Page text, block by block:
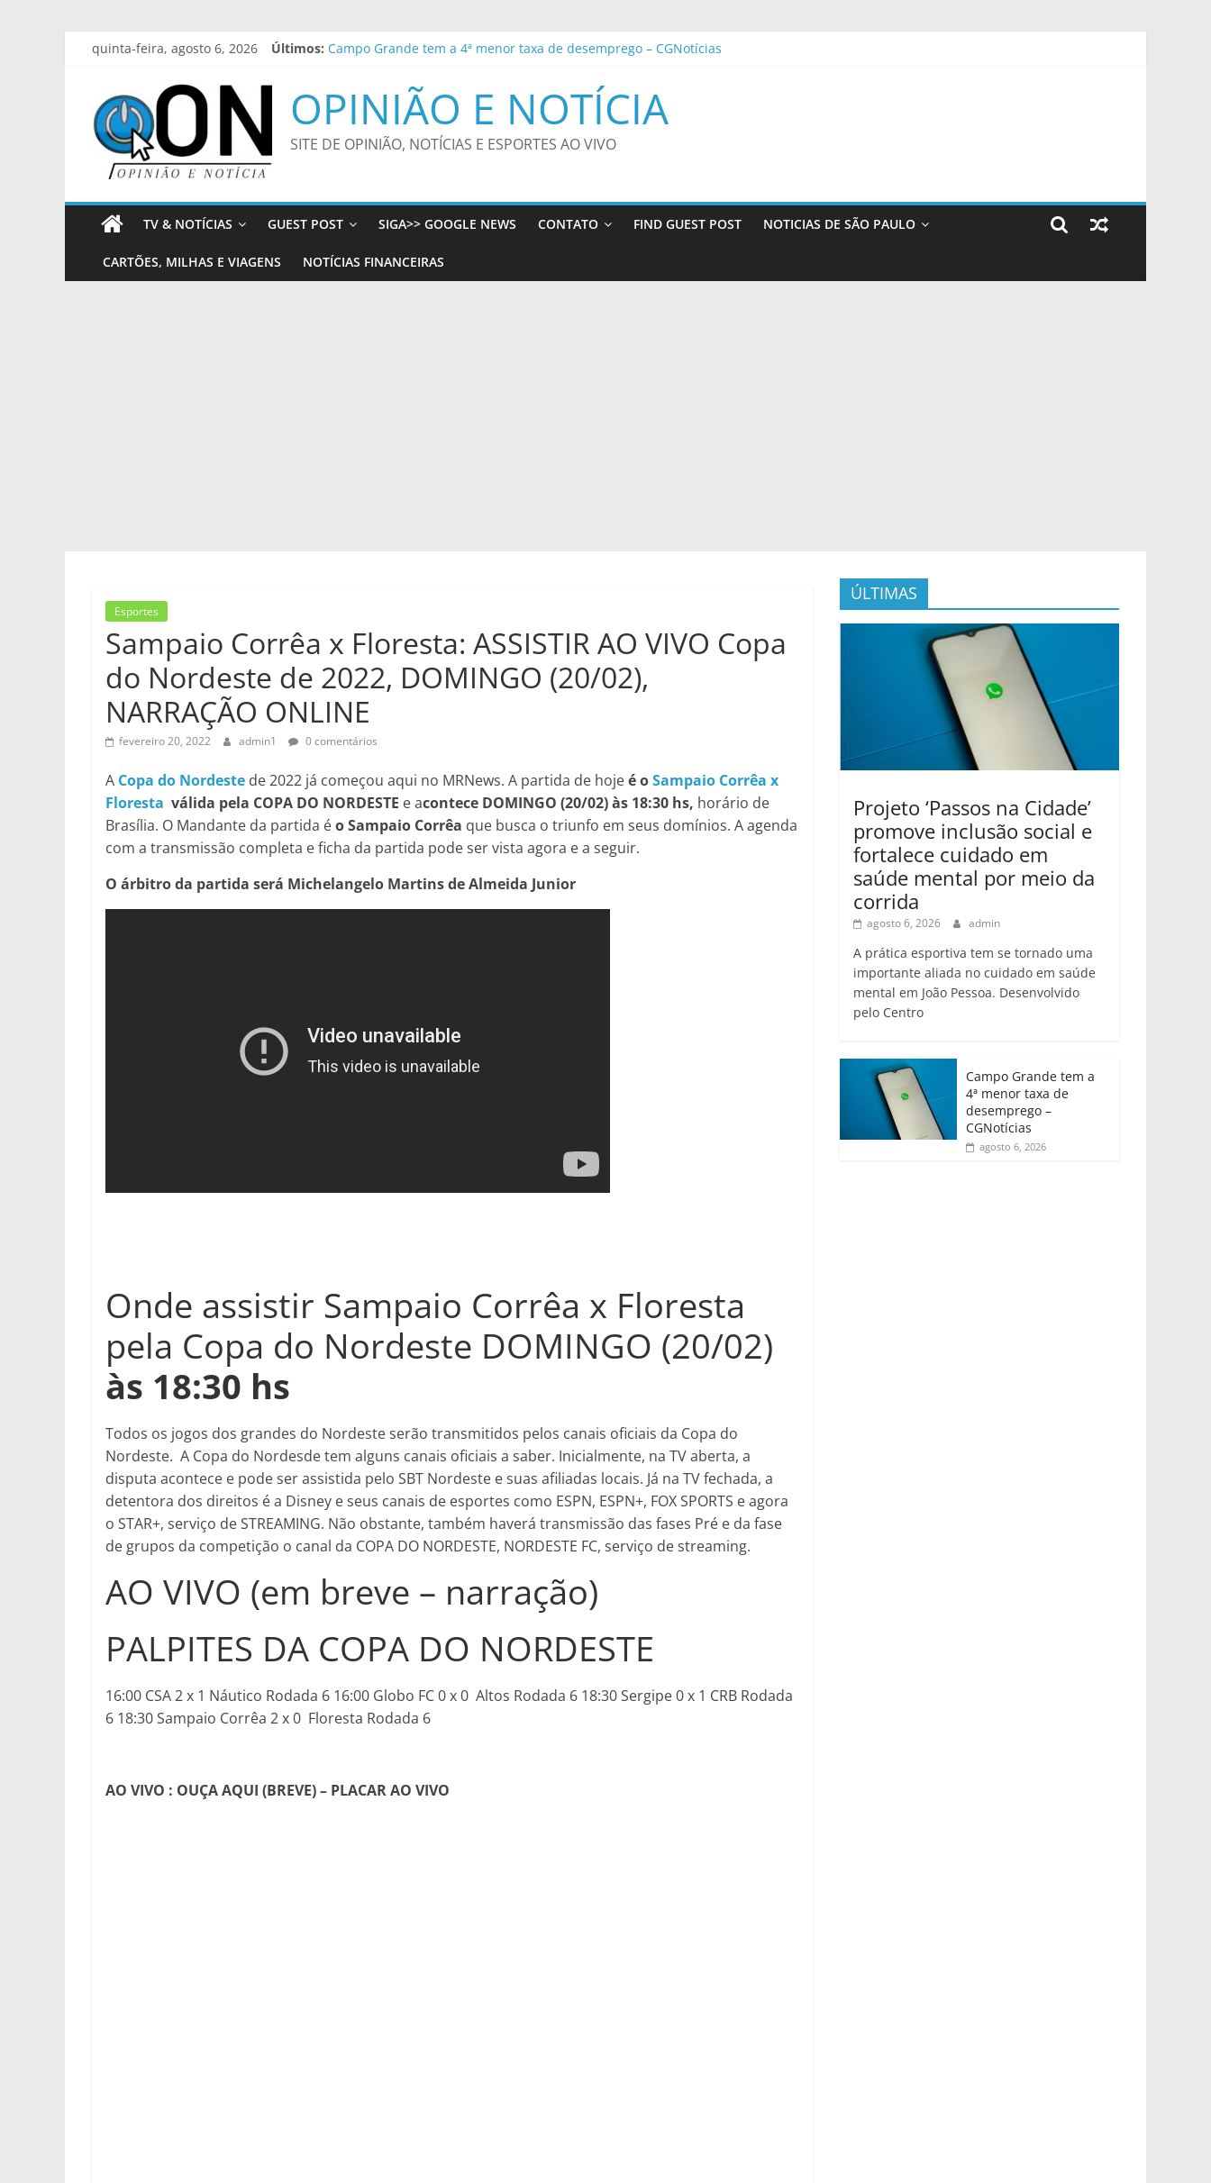
Pular
conteúdo
quinta-feira, agosto 6, 2026 Últimos: Projeto ‘Passos na Cidade’ promove inclusão social e fortalece cuidado em saúde mental por meio da corrida
Campo Grande tem a 4ª menor taxa de desemprego – CGNotícias
Ideb mostra avanço da educação básica no país
Maiores campeões, Cruzeiro e Grêmio vão às quartas da Copa do Brasil
OPINIÃO E NOTÍCIA
SITE DE OPINIÃO, NOTÍCIAS E ESPORTES AO VIVO
TV & NOTÍCIAS GUEST POST SIGA>> GOOGLE NEWS CONTATO FIND GUEST POST NOTICIAS DE SÃO PAULO
CARTÕES, MILHAS E VIAGENS NOTÍCIAS FINANCEIRAS
Esportes
Sampaio Corrêa x Floresta: ASSISTIR AO VIVO Copa
do Nordeste de 2022, DOMINGO (20/02),
NARRAÇÃO ONLINE
fevereiro 20, 2022 admin1 0 comentários
A Copa do Nordeste de 2022 já começou aqui no MRNews. A partida de hojeé oSampaio Corrêa x
Floresta válida pela COPA DO NORDESTE e acontece DOMINGO (20/02) às 18:30 hs, horário de
Brasília. O Mandante da partida éo Sampaio Corrêa que busca o triunfo em seus domínios. A agenda
com a transmissão completa e ficha da partida pode ser vista agora e a seguir.
O árbitro da partida será Michelangelo Martins de Almeida Junior
Onde assistir Sampaio Corrêa x Floresta
pela Copa do Nordeste DOMINGO (20/02)
às 18:30 hs
Todos os jogos dos grandes do Nordeste serão transmitidos pelos canais oficiais da Copa do
Nordeste. A Copa do Nordesde tem alguns canais oficiais a saber. Inicialmente, na TV aberta, a
disputa acontece e pode ser assistida pelo SBT Nordeste e suas afiliadas locais. Já na TV fechada, a
detentora dos direitos é a Disney e seus canais de esportes como ESPN, ESPN+, FOX SPORTS e agora
o STAR+, serviço de STREAMING. Não obstante, também haverá transmissão das fases Pré e da fase
de grupos da competição o canal da COPA DO NORDESTE, NORDESTE FC, serviço de streaming.
AO VIVO (em breve – narração)
PALPITES DA COPA DO NORDESTE
16:00 CSA 2 x 1 Náutico Rodada 6 16:00 Globo FC 0 x 0 Altos Rodada 6 18:30 Sergipe 0 x 1 CRB Rodada
6 18:30 Sampaio Corrêa 2 x 0 Floresta Rodada 6
AO VIVO : OUÇA AQUI (BREVE) – PLACAR AO VIVO
ÚLTIMAS
Projeto ‘Passos na Cidade’
promove inclusão social e
fortalece cuidado em
saúde mental por meio da
corrida
agosto 6, 2026 admin
A prática esportiva tem se tornado uma
importante aliada no cuidado em saúde
mental em João Pessoa. Desenvolvido
pelo Centro
Campo Grande tem a
4ª menor taxa de
desemprego –
CGNotícias
agosto 6, 2026